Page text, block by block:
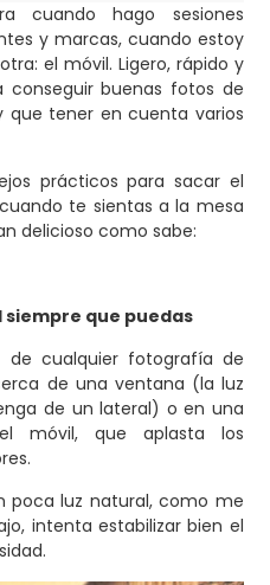
cuando hago sesiones
y marcas, cuando estoy
el móvil. Ligero, rápido y
conseguir buenas fotos de
tener en cuenta varios
prácticos para sacar el
te sientas a la mesa
delicioso como sabe:
siempre que puedas
de cualquier fotografía de
de una ventana (la luz
de un lateral) o en una
móvil, que aplasta los
poca luz natural, como me
intenta estabilizar bien el